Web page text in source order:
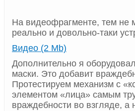
На видеофрагменте, тем не
реально и довольно-таки
Видео (2 Mb)
Дополнительно я
маски. Это добавит
Протестируем механизм с
элементом «лица» самым
враждебности во взгляде, а